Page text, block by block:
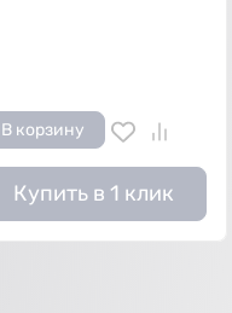
В корзину
Купить в 1 клик